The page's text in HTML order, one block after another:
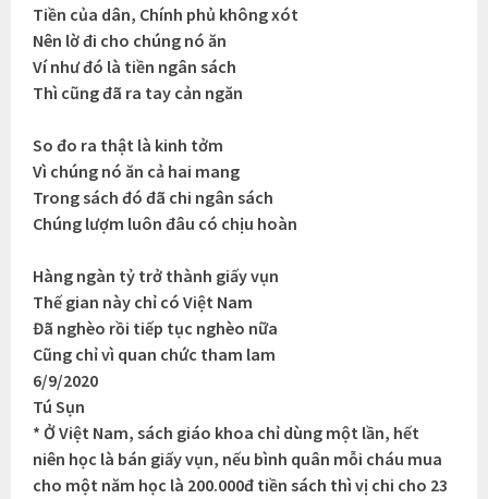
Tiền của dân, Chính phủ không xót
Nên lờ đi cho chúng nó ăn
Ví như đó là tiền ngân sách
Thì cũng đã ra tay cản ngăn
So đo ra thật là kinh tởm
Vì chúng nó ăn cả hai mang
Trong sách đó đã chi ngân sách
Chúng lượm luôn đâu có chịu hoàn
Hàng ngàn tỷ trở thành giấy vụn
Thế gian này chỉ có Việt Nam
Đã nghèo rồi tiếp tục nghèo nữa
Cũng chỉ vì quan chức tham lam
6/9/2020
Tú Sụn
* Ở Việt Nam, sách giáo khoa chỉ dùng một lần, hết
niên học là bán giấy vụn, nếu bình quân mỗi cháu mua
cho một năm học là 200.000đ tiền sách thì vị chi cho 23